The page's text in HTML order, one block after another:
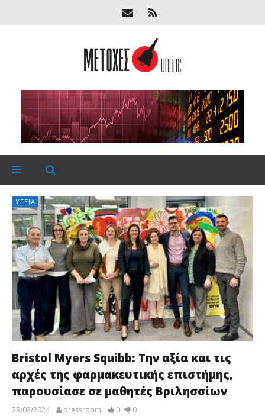
ΥΓΕΊΑ
Bristol Myers Squibb: Την αξία και τις
αρχές της φαρμακευτικής επιστήμης,
παρουσίασε σε μαθητές Βριλησσίων
29/02/2024 pressroom 0 0